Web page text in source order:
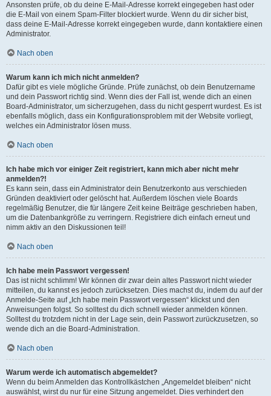
Ansonsten prüfe, ob du deine E-Mail-Adresse korrekt eingegeben hast oder
die E-Mail von einem Spam-Filter blockiert wurde. Wenn du dir sicher bist,
dass deine E-Mail-Adresse korrekt eingegeben wurde, dann kontaktiere einen
Administrator.
Nach oben
Warum kann ich mich nicht anmelden?
Dafür gibt es viele mögliche Gründe. Prüfe zunächst, ob dein Benutzername
und dein Passwort richtig sind. Wenn dies der Fall ist, wende dich an einen
Board-Administrator, um sicherzugehen, dass du nicht gesperrt wurdest. Es ist
ebenfalls möglich, dass ein Konfigurationsproblem mit der Website vorliegt,
welches ein Administrator lösen muss.
Nach oben
Ich habe mich vor einiger Zeit registriert, kann mich aber nicht mehr
anmelden?!
Es kann sein, dass ein Administrator dein Benutzerkonto aus verschieden
Gründen deaktiviert oder gelöscht hat. Außerdem löschen viele Boards
regelmäßig Benutzer, die für längere Zeit keine Beiträge geschrieben haben,
um die Datenbankgröße zu verringern. Registriere dich einfach erneut und
nimm aktiv an den Diskussionen teil!
Nach oben
Ich habe mein Passwort vergessen!
Das ist nicht schlimm! Wir können dir zwar dein altes Passwort nicht wieder
mitteilen, du kannst es jedoch zurücksetzen. Dies machst du, indem du auf der
Anmelde-Seite auf „Ich habe mein Passwort vergessen“ klickst und den
Anweisungen folgst. So solltest du dich schnell wieder anmelden können.
Solltest du trotzdem nicht in der Lage sein, dein Passwort zurückzusetzen, so
wende dich an die Board-Administration.
Nach oben
Warum werde ich automatisch abgemeldet?
Wenn du beim Anmelden das Kontrollkästchen „Angemeldet bleiben“ nicht
auswählst, wirst du nur für eine Sitzung angemeldet. Dies verhindert den